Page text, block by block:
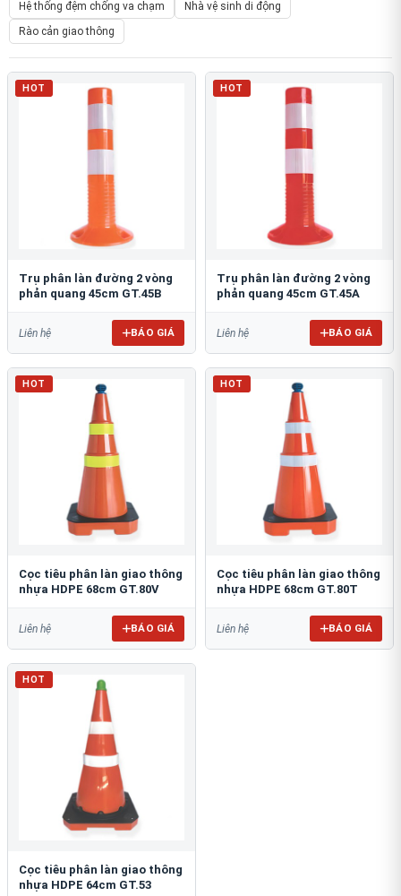
Hệ thống đệm chống va chạm
Nhà vệ sinh di động
Rào cản giao thông
HOT
Trụ phân làn đường 2 vòng
phản quang 45cm GT.45B
Liên hệ BÁO GIÁ
HOT
Trụ phân làn đường 2 vòng
phản quang 45cm GT.45A
Liên hệ BÁO GIÁ
HOT
Cọc tiêu phân làn giao thông
nhựa HDPE 68cm GT.80V
Liên hệ BÁO GIÁ
HOT
Cọc tiêu phân làn giao thông
nhựa HDPE 68cm GT.80T
Liên hệ BÁO GIÁ
HOT
Cọc tiêu phân làn giao thông
nhựa HDPE 64cm GT.53